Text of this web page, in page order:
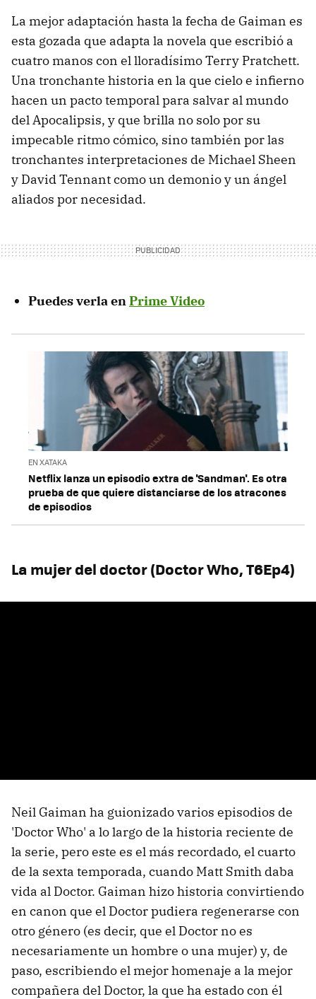
La mejor adaptación hasta la fecha de Gaiman es
esta gozada que adapta la novela que escribió a
cuatro manos con el lloradísimo Terry Pratchett.
Una tronchante historia en la que cielo e infierno
hacen un pacto temporal para salvar al mundo
del Apocalipsis, y que brilla no solo por su
impecable ritmo cómico, sino también por las
tronchantes interpretaciones de Michael Sheen
y David Tennant como un demonio y un ángel
aliados por necesidad.
Puedes verla enPrime Video
EN XATAKA
Netflix lanza un episodio extra de 'Sandman'. Es otra
prueba de que quiere distanciarse de los atracones
de episodios
La mujer del doctor (Doctor Who, T6Ep4)
Neil Gaiman ha guionizado varios episodios de
'Doctor Who' a lo largo de la historia reciente de
la serie, pero este es el más recordado, el cuarto
de la sexta temporada, cuando Matt Smith daba
vida al Doctor. Gaiman hizo historia convirtiendo
en canon que el Doctor pudiera regenerarse con
otro género (es decir, que el Doctor no es
necesariamente un hombre o una mujer) y, de
paso, escribiendo el mejor homenaje a la mejor
compañera del Doctor, la que ha estado con él